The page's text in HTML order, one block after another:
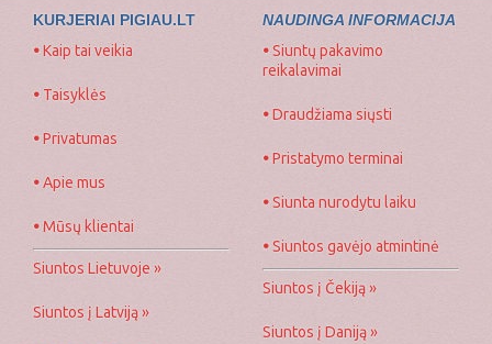
KURJERIAI PIGIAU.LT
•Kaip tai veikia
• Taisyklės
•Privatumas
•Apie mus
•Mūsų klientai
Siuntos Lietuvoje »
Siuntos į Latviją »
NAUDINGA INFORMACIJA
•Siuntų pakavimo
reikalavimai
•Draudžiama siųsti
•Pristatymo terminai
•Siunta nurodytu laiku
•Siuntos gavėjo atmintinė
Siuntos į Čekiją »
Siuntos į Daniją »